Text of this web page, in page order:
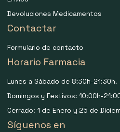
Devoluciones Medicamentos
Contactar
Formulario de contacto
Horario Farmacia
Lunes a Sábado de 8:30h-21:30h.
Domingos y Festivos: 10:00h-
Cerrado: 1 de Enero y 25 de
Síguenos en